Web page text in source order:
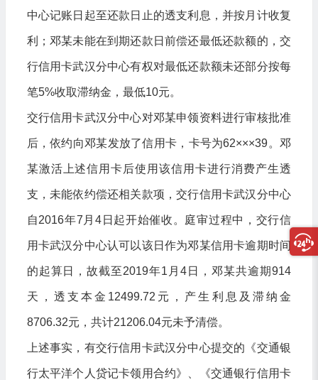
中心记账日起至还款日止的透支利息，并按月计收复
利；邓某未能在到期还款日前偿还最低还款额的，交
行信用卡武汉分中心有权对最低还款额未还部分按每
笔5%收取滞纳金，最低10元。
交行信用卡武汉分中心对邓某申领资料进行审核批准
后，依约向邓某发放了信用卡，卡号为62×××39。邓
某激活上述信用卡后使用该信用卡进行消费产生透
支，未能依约偿还相关款项，交行信用卡武汉分中心
自2016年7月4日起开始催收。庭审过程中，交行信
用卡武汉分中心认可以该日作为邓某信用卡逾期时间
的起算日，故截至2019年1月4日，邓某共逾期914
天，透支本金12499.72元，产生利息及滞纳金
8706.32元，共计21206.04元未予清偿。
上述事实，有交行信用卡武汉分中心提交的《交通银
行太平洋个人贷记卡领用合约》、《交通银行信用卡